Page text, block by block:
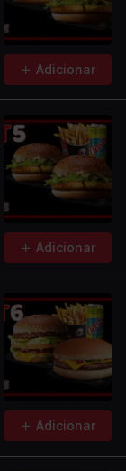
Adicionar
Adicionar
Adicionar